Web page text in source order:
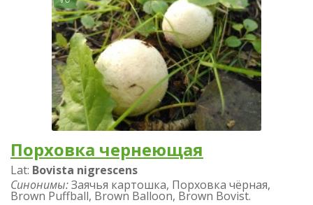
Порховка чернеющая
Lat: Bovista nigrescens
Синонимы:Заячья картошка, Порховка чёрная,
Brown Puffball, Brown Balloon, Brown Bovist.